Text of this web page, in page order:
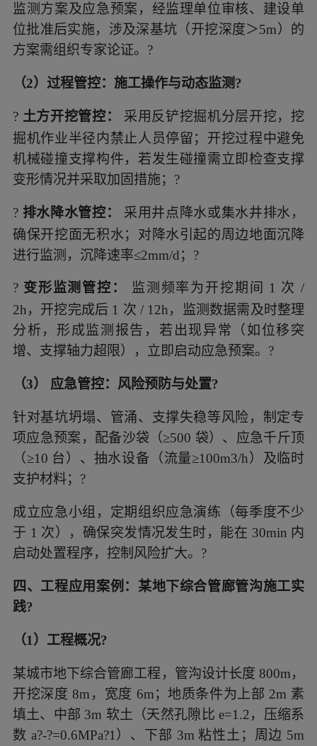
监测方案及应急预案，经监理单位审核、建设单
位批准后实施，涉及深基坑（开挖深度＞5m）的
方案需组织专家论证。?
（2）过程管控：施工操作与动态监测?
? 土方开挖管控： 采用反铲挖掘机分层开挖，挖
掘机作业半径内禁止人员停留；开挖过程中避免
机械碰撞支撑构件，若发生碰撞需立即检查支撑
变形情况并采取加固措施；?
? 排水降水管控： 采用井点降水或集水井排水，
确保开挖面无积水；对降水引起的周边地面沉降
进行监测，沉降速率≤2mm/d；?
? 变形监测管控： 监测频率为开挖期间 1 次 /
2h，开挖完成后 1 次 / 12h，监测数据需及时整理
分析，形成监测报告，若出现异常（如位移突
增、支撑轴力超限），立即启动应急预案。?
（3） 应急管控：风险预防与处置?
针对基坑坍塌、管涌、支撑失稳等风险，制定专
项应急预案，配备沙袋（≥500 袋）、应急千斤顶
（≥10 台）、抽水设备（流量≥100m3/h）及临时
支护材料；?
成立应急小组，定期组织应急演练（每季度不少
于 1 次），确保突发情况发生时，能在 30min 内
启动处置程序，控制风险扩大。?
四、工程应用案例：某地下综合管廊管沟施工实
践?
（1）工程概况?
某城市地下综合管廊工程，管沟设计长度 800m，
开挖深度 8m，宽度 6m；地质条件为上部 2m 素
填土、中部 3m 软土（天然孔隙比 e=1.2，压缩系
数 a?-?=0.6MPa?1）、下部 3m 粘性土；周边 5m